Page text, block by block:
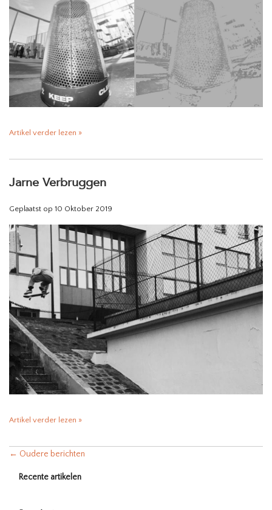
Artikel verder lezen »
Jarne Verbruggen
Geplaatst op 10 Oktober 2019
Artikel verder lezen »
← Oudere berichten
Recente artikelen